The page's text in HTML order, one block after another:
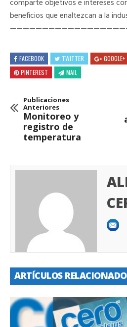
comparte objetivos e intereses
beneficios que enaltezcan a la
FACEBOOK TWITTER GOOGLE+
PINTEREST
MAIL
Publicaciones
Anteriores
Monitoreo y
registro de
temperatura
ARTÍCULOS